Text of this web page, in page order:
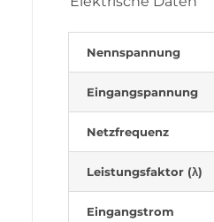
Nennspannung
Eingangspannung
Netzfrequenz
Leistungsfaktor (λ)
Eingangstrom